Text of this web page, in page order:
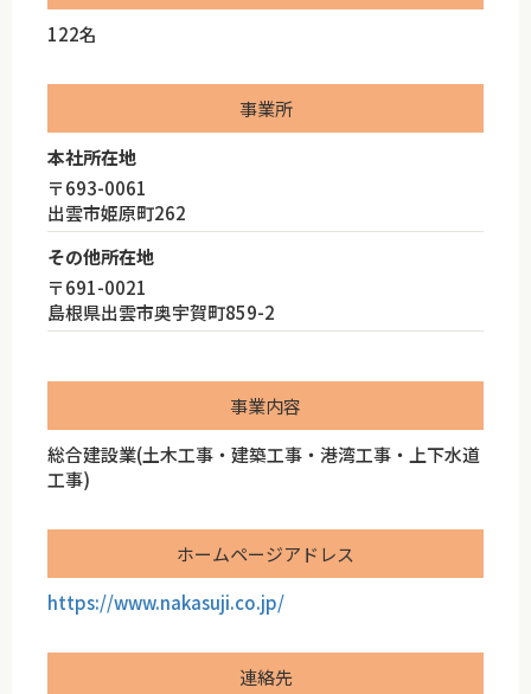
122名
事業所
本社所在地
〒693-0061
出雲市姫原町262
その他所在地
〒691-0021
島根県出雲市奥宇賀町859-2
事業内容
総合建設業(土木工事・建築工事・港湾工事・上下水道
工事)
ホームページアドレス
https://www.nakasuji.co.jp/
連絡先